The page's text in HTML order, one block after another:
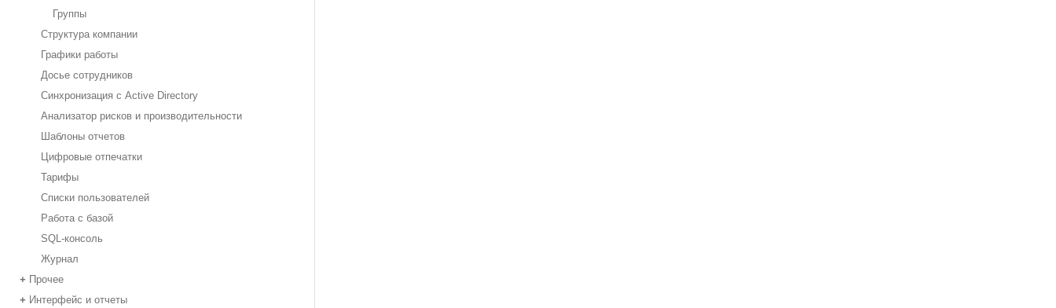
Группы
Структура компании
Графики работы
Досье сотрудников
Синхронизация с Active Directory
Анализатор рисков и производительности
Шаблоны отчетов
Цифровые отпечатки
Тарифы
Списки пользователей
Работа с базой
SQL-консоль
Журнал
+ Прочее
+ Интерфейс и отчеты